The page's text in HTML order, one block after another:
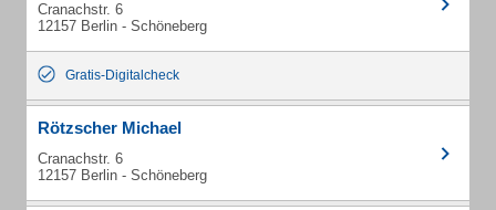
Cranachstr. 6
12157 Berlin - Schöneberg
Gratis-Digitalcheck
Rötzscher Michael
Cranachstr. 6
12157 Berlin - Schöneberg